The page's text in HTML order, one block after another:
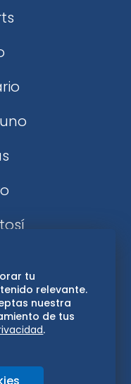
tu
relevante.
nuestra
de tus
.